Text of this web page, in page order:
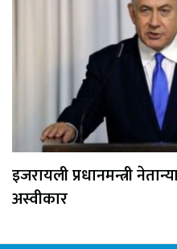
इजरायली प्रधानमन्त्री
अस्वीकार